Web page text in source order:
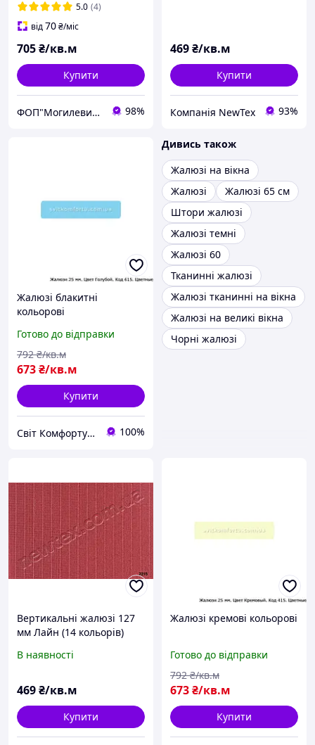
5.0 (4)
від70₴/міс
705₴/кв.м
Купити
ФОП"Могилевич І О" 98%
469₴/кв.м
Купити
Компанія NewTex 93%
Жалюзі блакитні
кольорові
Готово до відправки
673₴/кв.м
792 ₴/кв.м
Купити
Світ Комфорту - Ворота, ролети, автоматика для воріт, жалюзі 100%
Дивись також
Жалюзі на вікна
Жалюзі
Жалюзі 65 см
Штори жалюзі
Жалюзі темні
Жалюзі 60
Тканинні жалюзі
Жалюзі тканинні на вікна
Жалюзі на великі вікна
Чорні жалюзі
Вертикальні жалюзі 127
мм Лайн (14 кольорів)
В наявності
469₴/кв.м
Купити
Жалюзі кремові кольорові
Готово до відправки
673₴/кв.м
792 ₴/кв.м
Купити